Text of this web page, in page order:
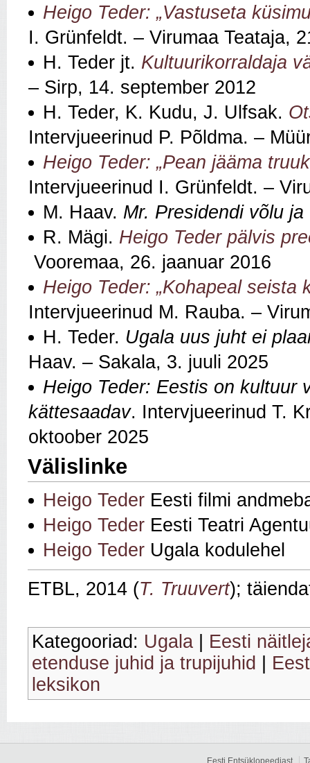
Heigo Teder: „Vastuseta
I. Grünfeldt. – Virumaa Teataja,
H. Teder jt. Kultuurikorraldaja
– Sirp, 14. september 2012
H. Teder, K. Kudu, J. Ulfsak.
Intervjueerinud P. Põldma. –
Heigo Teder: „Pean jääma
Intervjueerinud I. Grünfeldt. –
M. Haav. Mr. Presidendi võlu ja
R. Mägi. Heigo Teder pälvis
Vooremaa, 26. jaanuar 2016
Heigo Teder: „Kohapeal seista
Intervjueerinud M. Rauba. –
H. Teder. Ugala uus juht ei
Haav. – Sakala, 3. juuli 2025
Heigo Teder: Eestis on kultuur
kättesaadav. Intervjueerinud T.
oktoober 2025
Välislinke
Heigo Teder Eesti filmi
Heigo Teder Eesti Teatri
Heigo Teder Ugala kodulehel
ETBL, 2014 (T. Truuvert);
Kategooriad: Ugala
Eesti
etenduse juhid ja trupijuhid
leksikon
Eesti Entsüklopeediast